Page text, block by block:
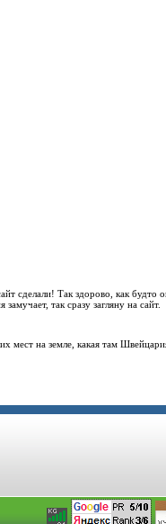
сделали! Так здорово, как будто
так сразу загляну на сайт.
мест на земле, какая там